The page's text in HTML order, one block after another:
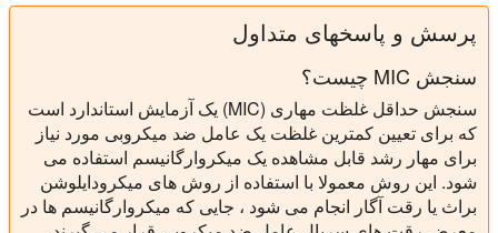
پرسش و پاسخهای متداول
سنجش MIC چیست؟
سنجش حداقل غلظت مهاری (MIC) یک آزمایش استاندارد است
که برای تعیین کمترین غلظت یک عامل ضد میکروبی مورد نیاز
برای مهار رشد قابل مشاهده یک میکروارگانیسم استفاده می
شود. این روش معمولا با استفاده از روش های میکرودایلوشن
براث یا رقت آگار انجام می شود ، جایی که میکروارگانیسم ها در